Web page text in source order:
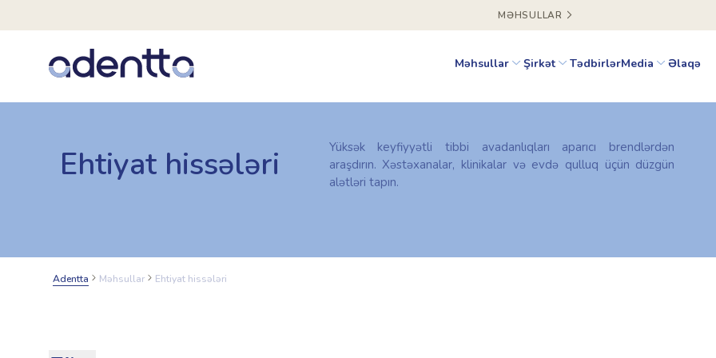
MƏHSULLAR
Məhsullar Şirkət TədbirlərMedia Əlaqə
Ehtiyat hissələri
Yüksək keyfiyyətli tibbi avadanlıqları aparıcı brendlərdən
araşdırın. Xəstəxanalar, klinikalar və evdə qulluq üçün düzgün
alətləri tapın.
Adentta Məhsullar Ehtiyat hissələri